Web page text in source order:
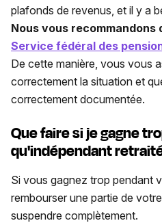
plafonds de revenus, et il y a
Nous vous recommandons
Service fédéral des
De cette manière, vous vous
correctement la situation et
correctement documentée.
Que faire si je gagne
qu'indépendant
Si vous gagnez trop pendant
rembourser une partie de
suspendre complètement.